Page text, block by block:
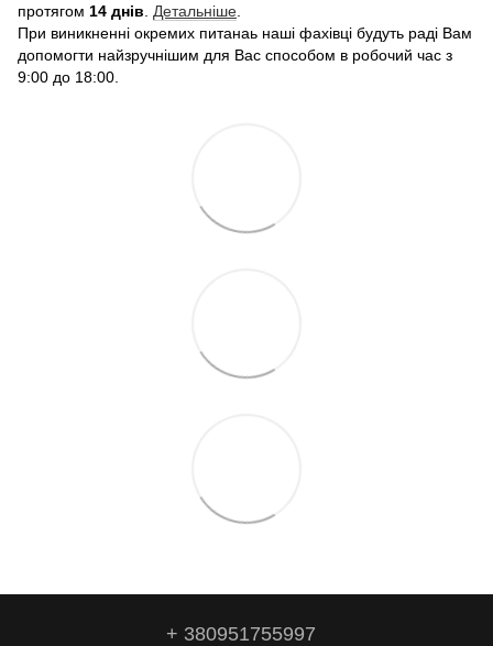
протягом 14 днів Детальніше
При виникненні окремих питанаь наші фахівці будуть раді Вам
допомогти найзручнішим для Вас способом в робочий час з
9:00 до 18:00.
+ 380951755997